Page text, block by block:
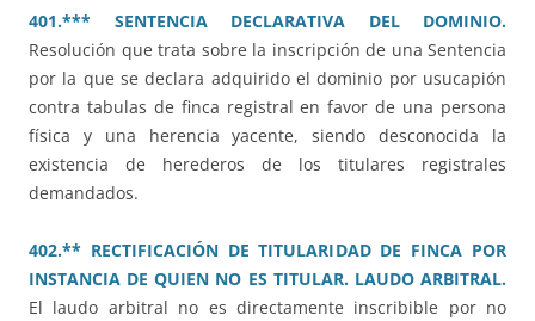
401.*** SENTENCIA DECLARATIVA DEL DOMINIO.
Resolución que trata sobre la inscripción de una Sentencia
por la que se declara adquirido el dominio por usucapión
contra tabulas de finca registral en favor de una persona
física y una herencia yacente, siendo desconocida la
existencia de herederos de los titulares registrales
demandados.
402.** RECTIFICACIÓN DE TITULARIDAD DE FINCA POR
INSTANCIA DE QUIEN NO ES TITULAR. LAUDO ARBITRAL.
El laudo arbitral no es directamente inscribible por no